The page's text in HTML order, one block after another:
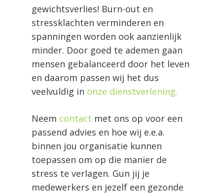
gewichtsverlies! Burn-out en
stressklachten verminderen en
spanningen worden ook aanzienlijk
minder. Door goed te ademen gaan
mensen gebalanceerd door het leven
en daarom passen wij het dus
veelvuldig in onze dienstverlening.
Neem contact met ons op voor een
passend advies en hoe wij e.e.a.
binnen jou organisatie kunnen
toepassen om op die manier de
stress te verlagen. Gun jij je
medewerkers en jezelf een gezonde